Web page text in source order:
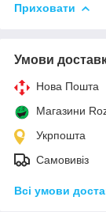
Приховати
Умови
Нова Пошта
Магазини
Укрпошта
Самовивіз
Всі умови